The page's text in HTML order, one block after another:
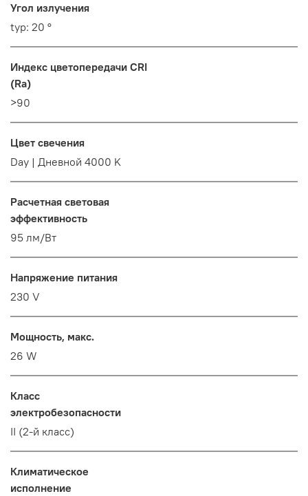
Угол излучения
typ: 20 °
Индекс цветопередачи CRI
(Ra)
>90
Цвет свечения
Day | Дневной 4000 K
Расчетная световая
эффективность
95 лм/Вт
Напряжение питания
230 V
Мощность, макс.
26 W
Класс
электробезопасности
II (2-й класс)
Климатическое
исполнение